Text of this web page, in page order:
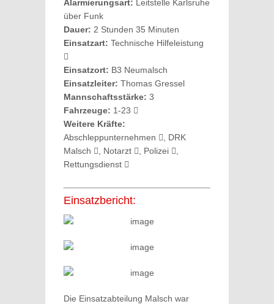
Alarmierungsart: Leitstelle Karlsruhe
über Funk
Dauer: 2 Stunden 35 Minuten
Einsatzart: Technische Hilfeleistung
Einsatzort: B3 Neumalsch
Einsatzleiter: Thomas Gressel
Mannschaftsstärke: 3
Fahrzeuge: 1-23
Weitere Kräfte:
Abschleppunternehmen
, DRK
Malsch
, Notarzt , Polizei
Rettungsdienst
Einsatzbericht:
Die Einsatzabteilung Malsch war